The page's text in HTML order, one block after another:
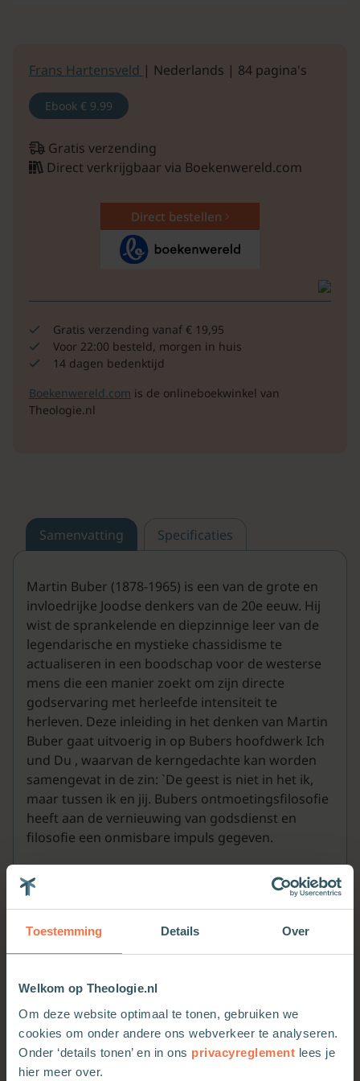
Toestemming Details Over
Welkom op Theologie.nl
Om deze website optimaal te tonen, gebruiken we
cookies om onder andere ons webverkeer te analyseren.
Onder ‘details tonen’ en in ons privacyreglement lees je
hier meer over.
Frans Hartensveld | Nederlands | 84 pagina's
Ebook € 9.99
Gratis verzending
Direct verkrijgbaar via Boekenwereld.com
Direct bestellen
Gratis verzending vanaf € 19,95
Voor 22:00 besteld, morgen in huis
14 dagen bedenktijd
Boekenwereld.com is de onlineboekwinkel van
Theologie.nl
Samenvatting Specificaties
Martin Buber (1878-1965) is een van de grote en
invloedrijke Joodse denkers van de 20e eeuw. Hij
wist de sprankelende en diepzinnige leer van de
legendarische en mystieke chassidisme te
actualiseren in een boodschap voor de westerse
mens die een manier zoekt om zijn directe
godservaring met herleefde intensiteit te
herleven. Deze inleiding in het denken van Martin
Buber gaat uitvoerig in op Bubers hoofdwerk Ich
und Du , waarvan de kerngedachte kan worden
samengevat in de zin: `De geest is niet in het ik,
maar tussen ik en jij. Bubers ontmoetingsfilosofie
heeft aan de vernieuwing van godsdienst en
filosofie een onmisbare impuls gegeven.
Meer van deze auteur